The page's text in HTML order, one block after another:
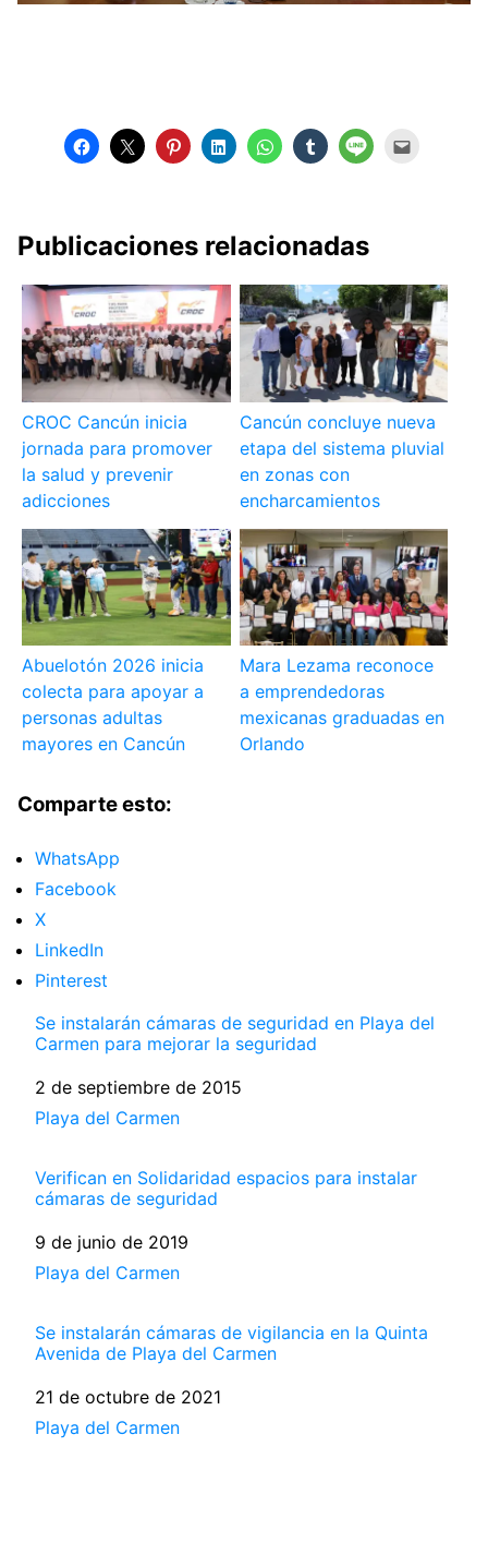
Publicaciones relacionadas
CROC Cancún inicia
jornada para promover
la salud y prevenir
adicciones
Cancún concluye nueva
etapa del sistema pluvial
en zonas con
encharcamientos
Abuelotón 2026 inicia
colecta para apoyar a
personas adultas
mayores en Cancún
Mara Lezama reconoce
a emprendedoras
mexicanas graduadas en
Orlando
Comparte esto:
WhatsApp
Facebook
X
LinkedIn
Pinterest
Se instalarán cámaras de seguridad en Playa del
Carmen para mejorar la seguridad
Fecha
2 de septiembre de 2015
Respecto a
Playa del Carmen
Verifican en Solidaridad espacios para instalar
cámaras de seguridad
Fecha
9 de junio de 2019
Respecto a
Playa del Carmen
Se instalarán cámaras de vigilancia en la Quinta
Avenida de Playa del Carmen
Fecha
21 de octubre de 2021
Respecto a
Playa del Carmen